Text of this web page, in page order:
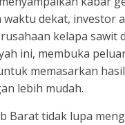
waktu dekat, investor
kelapa sawit
ini, membuka
memasarkan
lebih mudah.
Barat tidak lupa